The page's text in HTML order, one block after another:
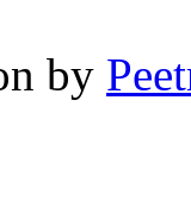
by